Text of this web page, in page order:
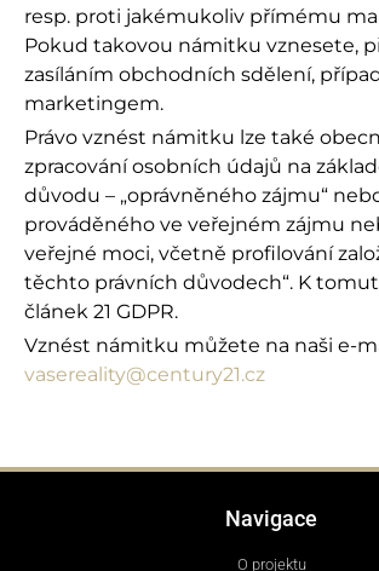
resp. proti jakémukoliv přímému
Pokud takovou námitku vznesete,
zasíláním obchodních sdělení,
marketingem.
Právo vznést námitku lze také
zpracování osobních údajů na
důvodu – „oprávněného zájmu“
prováděného ve veřejném zájmu
veřejné moci, včetně profilování
těchto právních důvodech“. K
článek 21 GDPR.
Vznést námitku můžete na naši e-
vasereality@century21.cz
Navigace
O projektu